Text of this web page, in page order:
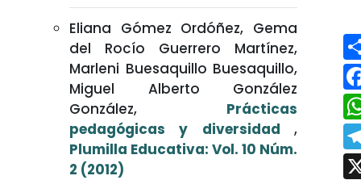
Eliana Gómez Ordóñez, Gema
del Rocío Guerrero Martínez,
Marleni Buesaquillo Buesaquillo,
Miguel Alberto González
González, Prácticas
pedagógicas y diversidad ,
Plumilla Educativa: Vol. 10 Núm.
2 (2012)